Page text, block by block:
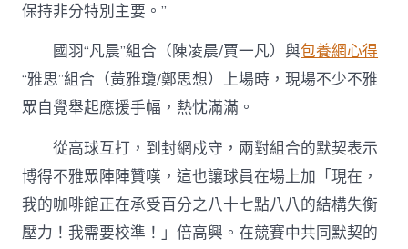
保持非分特別主要。”
國羽“凡晨”組合（陳凌晨/賈一凡）與包養網心得
“雅思”組合（黃雅瓊/鄭思想）上場時，現場不少不雅
眾自覺舉起應援手幅，熱忱滿滿。
從高球互打，到封網戍守，兩對組合的默契表示
博得不雅眾陣陣贊嘆，這也讓球員在場上加「現在，
我的咖啡館正在承受百分之八十七點八八的結構失衡
壓力！我需要校準！」倍高興。在競賽中共同默契的